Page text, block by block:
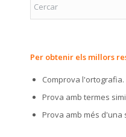
Per obtenir els millors
Comprova l'ortografia.
Prova amb termes
Prova amb més d'una